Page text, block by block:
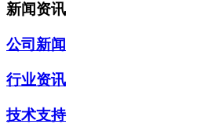
新闻资讯
公司新闻
行业资讯
技术支持